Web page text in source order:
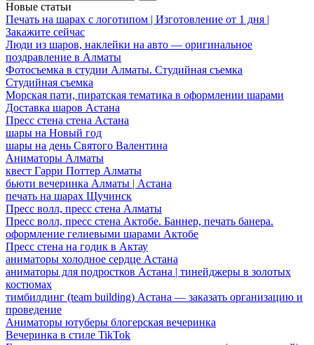
Новые статьи
Печать на шарах с логотипом | Изготовление от 1 дня |
Закажите сейчас
Люди из шаров, наклейки на авто — оригинальное
поздравление в Алматы
Фотосъемка в студии Алматы. Студийная съемка
Студийная съемка
Морская пати, пиратская тематика в оформлении шарами
Доставка шаров Астана
Пресс стена стена Астана
шары на Новый год
шары на день Святого Валентина
Аниматоры Алматы
квест Гарри Поттер Алматы
бьюти вечеринка Алматы | Астана
печать на шарах Щучинск
Пресс волл, пресс стена Алматы
Пресс волл, пресс стена Актобе. Баннер, печать банера.
оформление гелиевыми шарами Актобе
Пресс стена на годик в Актау
аниматоры холодное сердце Астана
аниматоры для подростков Астана | тинейджеры в золотых
костюмах
тимбилдинг (team building) Астана — заказать организацию и
проведение
Аниматоры ютуберы блогерская вечеринка
Вечеринка в стиле TikTok